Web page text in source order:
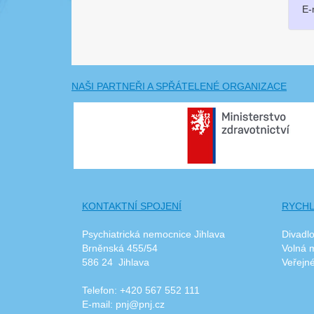
NAŠI PARTNEŘI A SPŘÁTELENÉ ORGANIZACE
KONTAKTNÍ SPOJENÍ
Psychiatrická nemocnice Jihlava
Brněnská 455/54
586 24 Jihlava
Telefon: +420 567 552 111
E-mail: pnj@pnj.cz
Volná